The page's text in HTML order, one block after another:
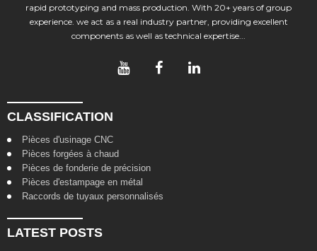
rapid prototyping and mass production. With 20+ years of group
experience. we act as a real industry partner, providing excellent
components as well as technical expertise...
CLASSIFICATION
Pièces d'usinage CNC
Pièces forgées à chaud
Pièces de fonderie de précision
Pièces d'estampage en métal
Raccords de tuyaux personnalisés
LATEST POSTS